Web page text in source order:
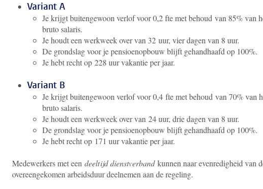
Variant A
Je krijgt buitengewoon verlof voor 0,2 fte met behoud van 85% van
bruto salaris.
Je houdt een werkweek over van 32 uur, vier dagen van 8 uur.
De grondslag voor je pensioenopbouw blijft gehandhaafd op 100%.
Je hebt recht op 228 uur vakantie per jaar.
Variant B
Je krijgt buitengewoon verlof voor 0,4 fte met behoud van 70% van
bruto salaris.
Je houdt een werkweek over van 24 uur, drie dagen van 8 uur.
De grondslag voor je pensioenopbouw blijft gehandhaafd op 100%.
Je hebt recht op 171 uur vakantie per jaar.
Medewerkers met een deeltijd dienstverbandkunnen naar evenredigheid van
overeengekomen arbeidsduur deelnemen aan de regeling.